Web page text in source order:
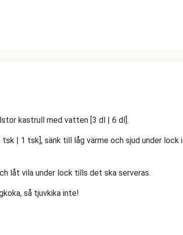
kastrull med vatten [3 dl | 6 dl].
| 1 tsk], sänk till låg värme och sjud under lock i
låt vila under lock tills det ska serveras.
så tjuvkika inte!